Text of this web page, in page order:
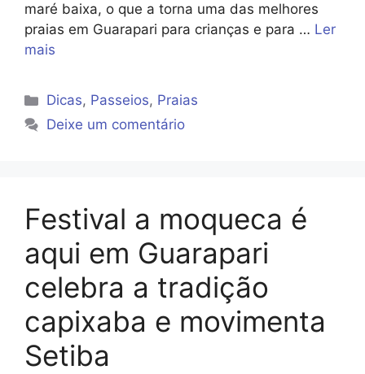
maré baixa, o que a torna uma das melhores
praias em Guarapari para crianças e para … Ler
mais
Categorias
Dicas, Passeios, Praias
Deixe um comentário
Festival a moqueca é
aqui em Guarapari
celebra a tradição
capixaba e movimenta
Setiba